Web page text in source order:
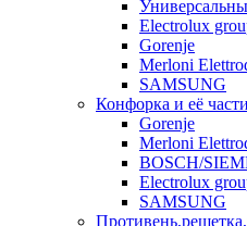
Electrolux
Gorenje
Merloni
SAMSUNG
Конфорка и её части
Gorenje
Merloni
BOSCH/
Electrolux
SAMSUNG